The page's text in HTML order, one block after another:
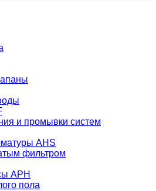
и промывки систем
AHS
фильтром
APH
пола